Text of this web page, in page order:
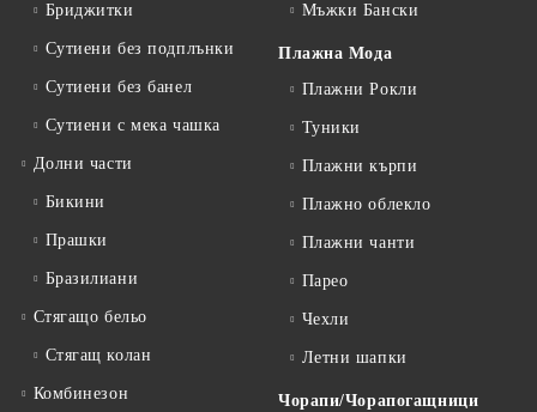
Бриджитки
Сутиени без подплънки
Сутиени без банел
Сутиени с мека чашка
Долни части
Бикини
Прашки
Бразилиани
Стягащо бельо
Стягащ колан
Комбинезон
Мъжки Бански
Плажна Мода
Плажни Рокли
Туники
Плажни кърпи
Плажно облекло
Плажни чанти
Парео
Чехли
Летни шапки
Чорапи/Чорапогащници